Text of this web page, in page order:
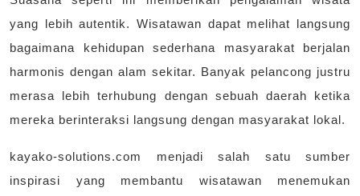
yang lebih autentik. Wisatawan dapat melihat langsung
bagaimana kehidupan sederhana masyarakat berjalan
harmonis dengan alam sekitar. Banyak pelancong justru
merasa lebih terhubung dengan sebuah daerah ketika
mereka berinteraksi langsung dengan masyarakat lokal.
kayako-solutions.com menjadi salah satu sumber
inspirasi yang membantu wisatawan menemukan